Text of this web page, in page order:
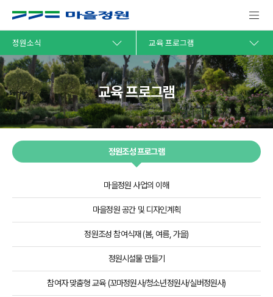
정원소식 교육 프로그램
교육 프로그램
정원조성 프로그램
마을정원 사업의 이해
마을정원 공간 및 디자인계획
정원조성 참여식재 (봄, 여름, 가을)
정원시설물 만들기
참여자 맞춤형 교육(꼬마정원사/청소년정원사/실버정원사)